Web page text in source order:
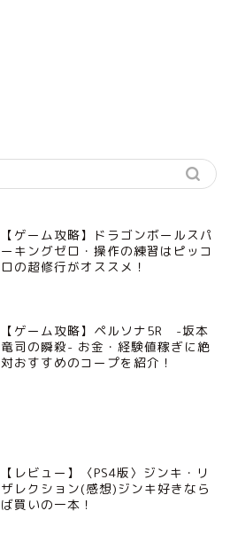
【ゲーム攻略】ドラゴンボールスパ
ーキングゼロ・操作の練習はピッコ
ロの超修行がオススメ！
【ゲーム攻略】ペルソナ5R -坂本
竜司の瞬殺- お金・経験値稼ぎに絶
対おすすめのコープを紹介！
【レビュー】〈PS4版〉ジンキ・リ
ザレクション(感想)ジンキ好きなら
ば買いの一本！